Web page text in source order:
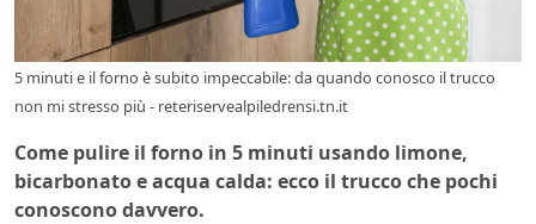
5 minuti e il forno è subito impeccabile: da quando conosco il trucco
non mi stresso più - reteriservealpiledrensi.tn.it
Come pulire il forno in 5 minuti usando limone,
bicarbonato e acqua calda: ecco il trucco che pochi
conoscono davvero.